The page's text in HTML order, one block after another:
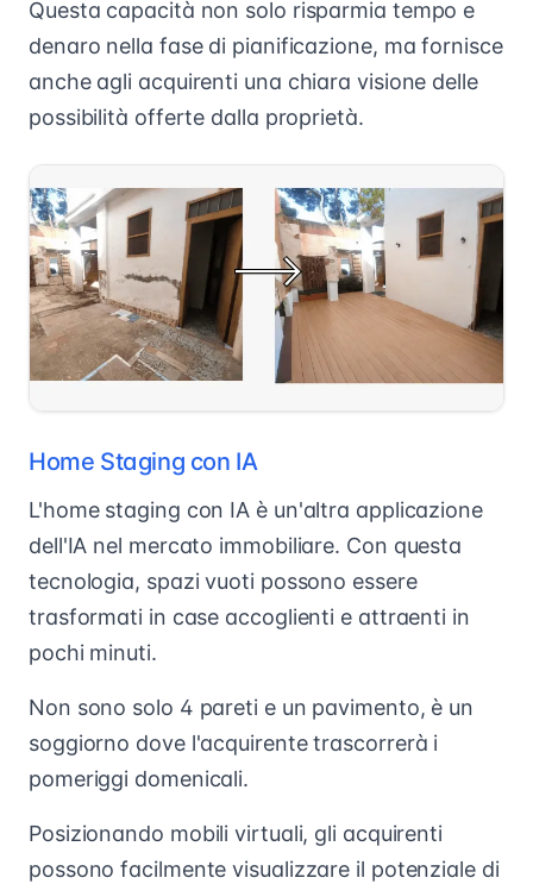
Questa capacità non solo risparmia tempo e
denaro nella fase di pianificazione, ma fornisce
anche agli acquirenti una chiara visione delle
possibilità offerte dalla proprietà.
Home Staging con IA
L'home staging con IA è un'altra applicazione
dell'IA nel mercato immobiliare. Con questa
tecnologia, spazi vuoti possono essere
trasformati in case accoglienti e attraenti in
pochi minuti.
Non sono solo 4 pareti e un pavimento, è un
soggiorno dove l'acquirente trascorrerà i
pomeriggi domenicali.
Posizionando mobili virtuali, gli acquirenti
possono facilmente visualizzare il potenziale di